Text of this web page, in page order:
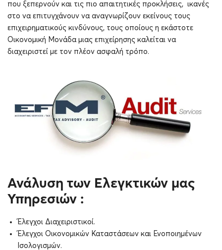
που ξεπερνούν και τις πιο απαιτητικές προκλήσεις, ικανές
στο να επιτυγχάνουν να αναγνωρίζουν εκείνους τους
επιχειρηματικούς κινδύνους, τους οποίους η εκάστοτε
Οικονομική Μονάδα μιας επιχείρησης καλείται να
διαχειριστεί με τον πλέον ασφαλή τρόπο.
Ανάλυση των Ελεγκτικών μας
Υπηρεσιών :
Έλεγχοι Διαχειριστικοί.
Έλεγχοι Οικονομικών Καταστάσεων και Ενοποιημένων
Ισολογισμών.